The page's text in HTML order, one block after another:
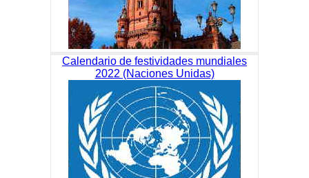
Calendario de festividades mundiales
2022 (Naciones Unidas)